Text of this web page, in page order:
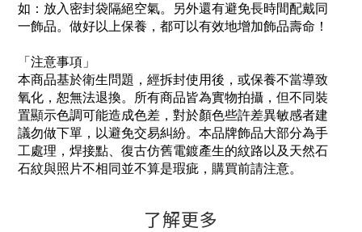
如：放入密封袋隔絕空氣。另外還有避免長時間配戴同
一飾品。做好以上保養，都可以有效地增加飾品壽命！
「注意事項」
本商品基於衛生問題，經拆封使用後，或保養不當導致
氧化，恕無法退換。所有商品皆為實物拍攝，但不同裝
置顯示色調可能造成色差，對於顏色些許差異敏感者建
議勿做下單，以避免交易糾紛。本品牌飾品大部分為手
工處理，焊接點、復古仿舊電鍍產生的紋路以及天然石
石紋與照片不相同並不算是瑕疵，購買前請注意。
了解更多